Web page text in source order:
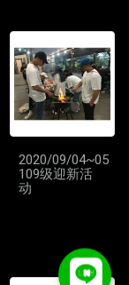
2020/09/04~05
109级迎新活
动